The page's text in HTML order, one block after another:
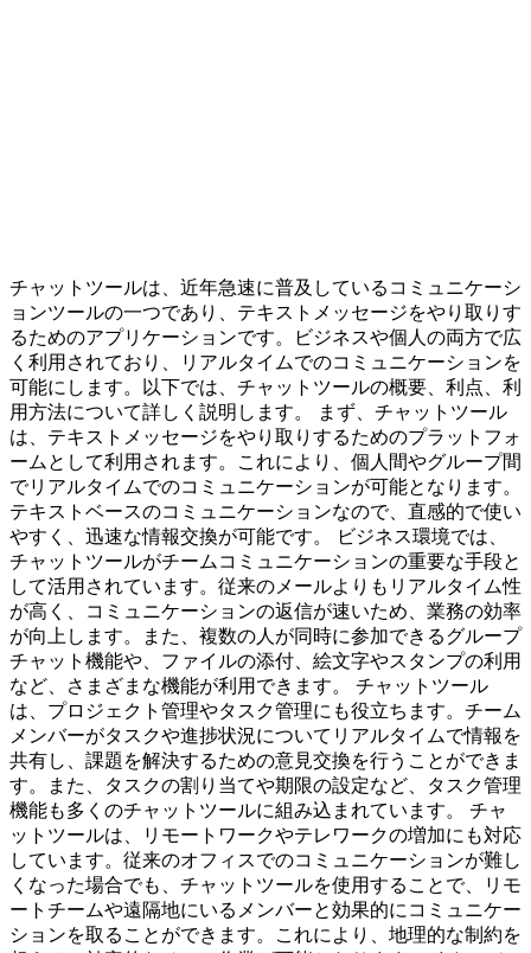
チャットツールは、近年急速に普及しているコミュニケーシ
ョンツールの一つであり、テキストメッセージをやり取りす
るためのアプリケーションです。ビジネスや個人の両方で広
く利用されており、リアルタイムでのコミュニケーションを
可能にします。以下では、チャットツールの概要、利点、利
用方法について詳しく説明します。 まず、チャットツール
は、テキストメッセージをやり取りするためのプラットフォ
ームとして利用されます。これにより、個人間やグループ間
でリアルタイムでのコミュニケーションが可能となります。
テキストベースのコミュニケーションなので、直感的で使い
やすく、迅速な情報交換が可能です。 ビジネス環境では、
チャットツールがチームコミュニケーションの重要な手段と
して活用されています。従来のメールよりもリアルタイム性
が高く、コミュニケーションの返信が速いため、業務の効率
が向上します。また、複数の人が同時に参加できるグループ
チャット機能や、ファイルの添付、絵文字やスタンプの利用
など、さまざまな機能が利用できます。 チャットツール
は、プロジェクト管理やタスク管理にも役立ちます。チーム
メンバーがタスクや進捗状況についてリアルタイムで情報を
共有し、課題を解決するための意見交換を行うことができま
す。また、タスクの割り当てや期限の設定など、タスク管理
機能も多くのチャットツールに組み込まれています。 チャ
ットツールは、リモートワークやテレワークの増加にも対応
しています。従来のオフィスでのコミュニケーションが難し
くなった場合でも、チャットツールを使用することで、リモ
ートチームや遠隔地にいるメンバーと効果的にコミュニケー
ションを取ることができます。これにより、地理的な制約を